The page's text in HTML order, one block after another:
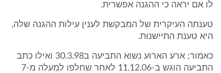
לו אם יראה כי ההגנה אפשרית.
טענתה העיקרית של המבקשת לענין עילות ההגנה שלה,
היא טענת התיישנות.
כאמור; ארע הארוע נשוא התביעה ב30.3.98 ואילו כתב
התביעה הוגש ב-11.12.06 לאחר שחלפו למעלה מ-7